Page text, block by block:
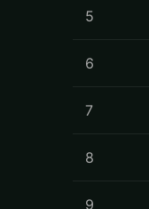
5
6
7
8
9